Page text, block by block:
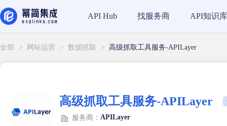
API Hub 找服务商 API知识库
全部 > 网站运营 > 数据抓取 > 高级抓取工具服务-APILayer
高级抓取工具服务-APILayer
服务商： APILayer